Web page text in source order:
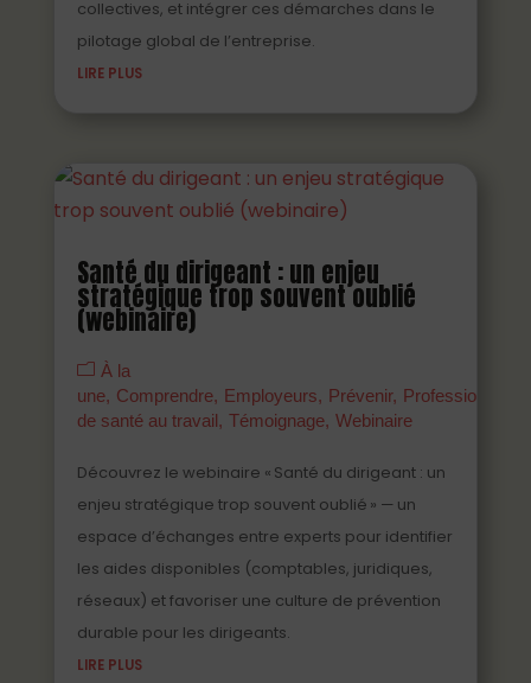
collectives, et intégrer ces démarches dans le
pilotage global de l’entreprise.
LIRE PLUS
Santé du dirigeant : un enjeu
stratégique trop souvent oublié
(webinaire)
À la
une
Comprendre Employeurs Prévenir
Professionnels
de santé au travail Témoignage Webinaire
Découvrez le webinaire « Santé du dirigeant : un
enjeu stratégique trop souvent oublié » — un
espace d’échanges entre experts pour identifier
les aides disponibles (comptables, juridiques,
réseaux) et favoriser une culture de prévention
durable pour les dirigeants.
LIRE PLUS